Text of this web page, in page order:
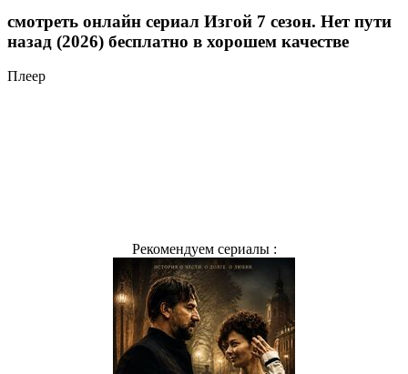
смотреть онлайн сериал Изгой 7 сезон. Нет пути
назад (2026) бесплатно в хорошем качестве
Плеер
Рекомендуем сериалы :